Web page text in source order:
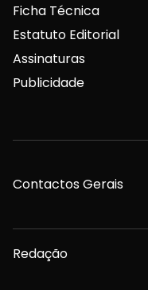
Ficha Técnica
Estatuto Editorial
Assinaturas
Publicidade
Contactos Gerais
Redação